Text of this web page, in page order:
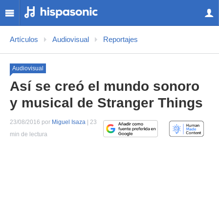
Artículos Audiovisual Reportajes
Audiovisual
Así se creó el mundo sonoro
y musical de Stranger Things
23/08/2016 por Miguel Isaza | 23
min de lectura